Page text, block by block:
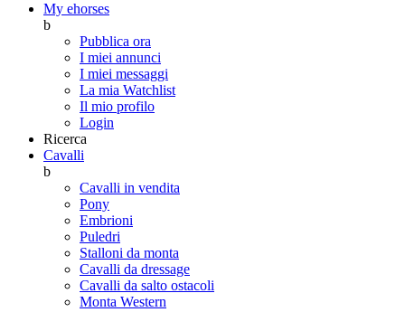
My ehorses
b
Pubblica ora
I miei annunci
I miei messaggi
La mia Watchlist
Il mio profilo
Login
Ricerca
Cavalli
b
Cavalli in vendita
Pony
Embrioni
Puledri
Stalloni da monta
Cavalli da dressage
Cavalli da salto ostacoli
Monta Western